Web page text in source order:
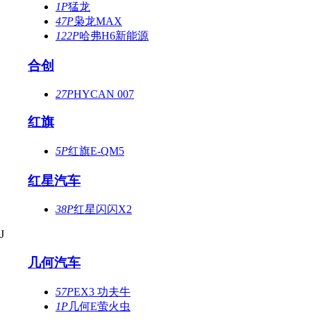
1P猛龙
47P枭龙MAX
122P哈弗H6新能源
合创
27PHYCAN 007
红旗
5P红旗E-QM5
红星汽车
38P红星闪闪X2
J
几何汽车
57PEX3 功夫牛
1P几何E萤火虫